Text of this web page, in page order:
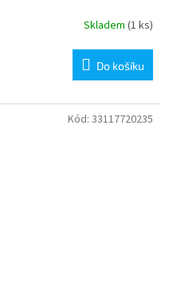
Skladem (1 ks)
Do košíku
Kód: 33117720235